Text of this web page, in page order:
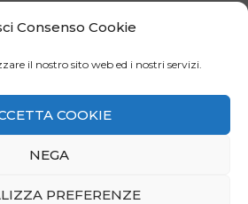
Consenso Cookie
il nostro sito web ed i nostri servizi.
COOKIE
NEGA
PREFERENZE
Contattaci!